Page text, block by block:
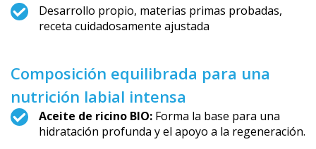
Desarrollo propio, materias primas probadas,
receta cuidadosamente ajustada
Composición equilibrada para una
nutrición labial intensa
Aceite de ricino BIO: Forma la base para una
hidratación profunda y el apoyo a la regeneración.